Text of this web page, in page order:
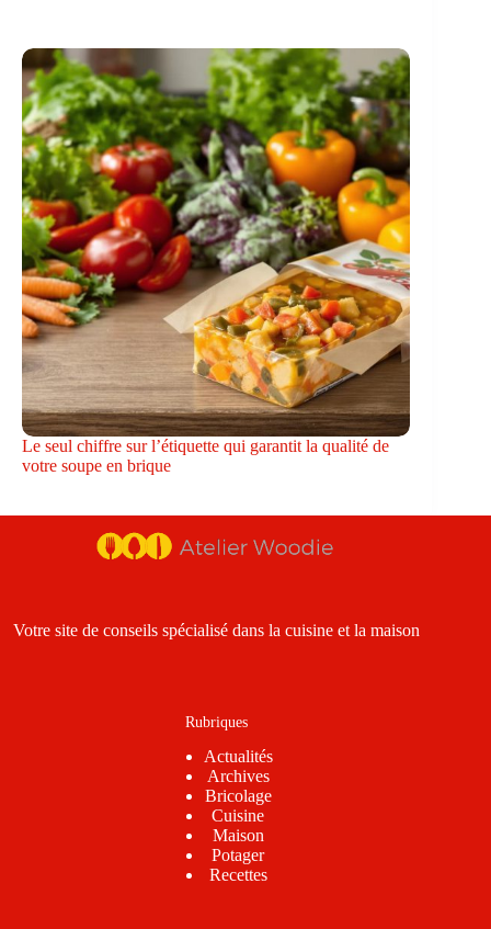
Le seul chiffre sur l’étiquette qui garantit la qualité de
votre soupe en brique
Votre site de conseils spécialisé dans la cuisine et la maison
Rubriques
Actualités
Archives
Bricolage
Cuisine
Maison
Potager
Recettes